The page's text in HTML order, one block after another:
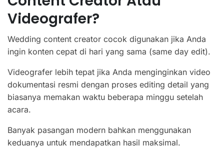
Videografer?
Wedding content creator cocok digunakan jika Anda
ingin konten cepat di hari yang sama (same day edit).
Videografer lebih tepat jika Anda menginginkan video
dokumentasi resmi dengan proses editing detail yang
biasanya memakan waktu beberapa minggu setelah
acara.
Banyak pasangan modern bahkan menggunakan
keduanya untuk mendapatkan hasil maksimal.